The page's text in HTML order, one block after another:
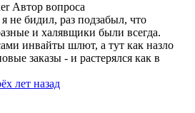
Автор вопроса
не бидил, раз подзабыл, что
и халявщики были всегда.
инвайты шлют, а тут как назло
заказы - и растерялся как в
лет назад